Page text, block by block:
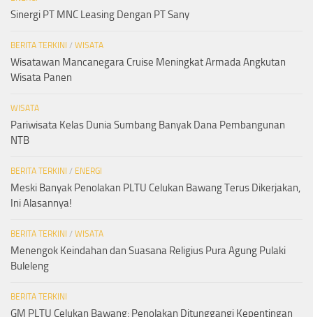
Sinergi PT MNC Leasing Dengan PT Sany
BERITA TERKINI / WISATA
Wisatawan Mancanegara Cruise Meningkat Armada Angkutan
Wisata Panen
WISATA
Pariwisata Kelas Dunia Sumbang Banyak Dana Pembangunan
NTB
BERITA TERKINI / ENERGI
Meski Banyak Penolakan PLTU Celukan Bawang Terus Dikerjakan,
Ini Alasannya!
BERITA TERKINI / WISATA
Menengok Keindahan dan Suasana Religius Pura Agung Pulaki
Buleleng
BERITA TERKINI
GM PLTU Celukan Bawang: Penolakan Ditunggangi Kepentingan